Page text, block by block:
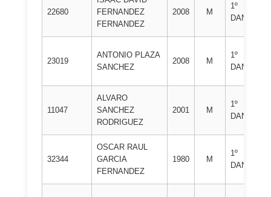
22680
FERNANDEZ
FERNANDEZ
2008 M
1º
DAN
23019
ANTONIO PLAZA
SANCHEZ
2008 M
1º
DAN
11047
ALVARO
SANCHEZ
RODRIGUEZ
2001 M
1º
DAN
32344
OSCAR RAUL
GARCIA
FERNANDEZ
1980 M
1º
DAN